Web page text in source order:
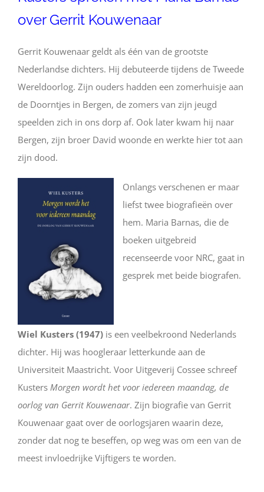
over Gerrit Kouwenaar
Gerrit Kouwenaar geldt als één van de grootste
Nederlandse dichters. Hij debuteerde tijdens de Tweede
Wereldoorlog. Zijn ouders hadden een zomerhuisje aan
de Doorntjes in Bergen, de zomers van zijn jeugd
speelden zich in ons dorp af. Ook later kwam hij naar
Bergen, zijn broer David woonde en werkte hier tot aan
zijn dood.
Onlangs verschenen er maar
liefst twee biografieën over
hem. Maria Barnas, die de
boeken uitgebreid
recenseerde voor NRC, gaat in
gesprek met beide biografen.
Wiel Kusters (1947) is een veelbekroond Nederlands
dichter. Hij was hoogleraar letterkunde aan de
Universiteit Maastricht. Voor Uitgeverij Cossee schreef
Kusters Morgen wordt het voor iedereen maandag, de
oorlog van Gerrit Kouwenaar. Zijn biografie van Gerrit
Kouwenaar gaat over de oorlogsjaren waarin deze,
zonder dat nog te beseffen, op weg was om een van de
meest invloedrijke Vijftigers te worden.